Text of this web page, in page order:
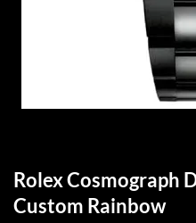
Rolex Cosmograph
Custom Rainbow